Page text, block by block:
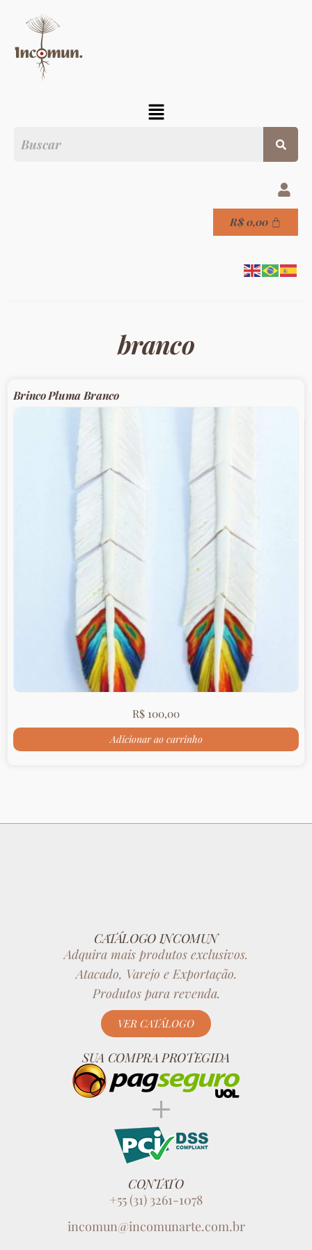
R$0,00
branco
Brinco Pluma Branco
R$ 100,00
Adicionar ao carrinho
CATÁLOGO INCOMUN
Adquira mais produtos exclusivos.
Atacado, Varejo e Exportação.
Produtos para revenda.
VER CATÁLOGO
SUA COMPRA PROTEGIDA
CONTATO
+55 (31) 3261-1078
incomun@incomunarte.com.br